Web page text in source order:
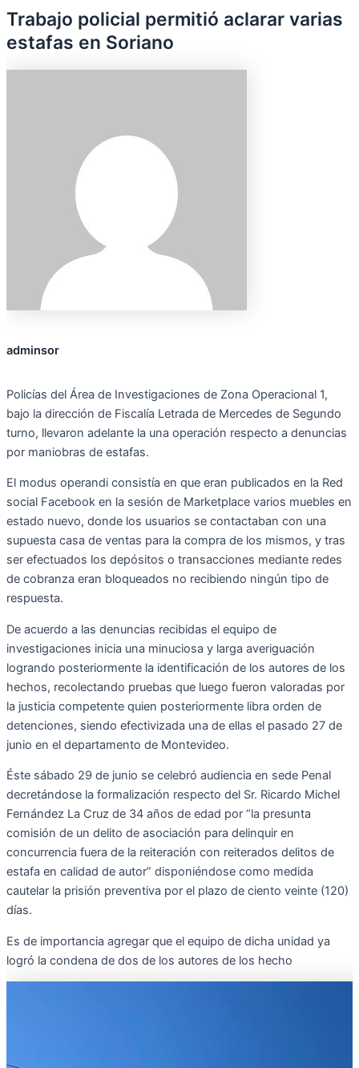
Trabajo policial permitió aclarar varias
estafas en Soriano
adminsor
Policías del Área de Investigaciones de Zona Operacional 1,
bajo la dirección de Fiscalía Letrada de Mercedes de Segundo
turno, llevaron adelante la una operación respecto a denuncias
por maniobras de estafas.
El modus operandi consistía en que eran publicados en la Red
social Facebook en la sesión de Marketplace varios muebles en
estado nuevo, donde los usuarios se contactaban con una
supuesta casa de ventas para la compra de los mismos, y tras
ser efectuados los depósitos o transacciones mediante redes
de cobranza eran bloqueados no recibiendo ningún tipo de
respuesta.
De acuerdo a las denuncias recibidas el equipo de
investigaciones inicia una minuciosa y larga averiguación
logrando posteriormente la identificación de los autores de los
hechos, recolectando pruebas que luego fueron valoradas por
la justicia competente quien posteriormente libra orden de
detenciones, siendo efectivizada una de ellas el pasado 27 de
junio en el departamento de Montevideo.
Éste sábado 29 de junio se celebró audiencia en sede Penal
decretándose la formalización respecto del Sr. Ricardo Michel
Fernández La Cruz de 34 años de edad por “la presunta
comisión de un delito de asociación para delinquir en
concurrencia fuera de la reiteración con reiterados delitos de
estafa en calidad de autor” disponiéndose como medida
cautelar la prisión preventiva por el plazo de ciento veinte (120)
días.
Es de importancia agregar que el equipo de dicha unidad ya
logró la condena de dos de los autores de los hecho